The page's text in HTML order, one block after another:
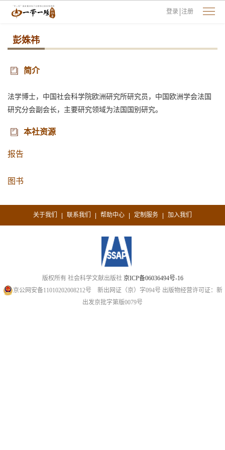
登录 注册
彭姝祎
简介
法学博士，中国社会科学院欧洲研究所研究员，中国欧洲学会法国
研究分会副会长，主要研究领域为法国国别研究。
本社资源
报告
图书
关于我们 | 联系我们 | 帮助中心 | 定制服务 | 加入我们
版权所有 社会科学文献出版社 京ICP备06036494号-16
京公网安备11010202008212号 新出网证（京）字094号 出版物经营许可证：新
出发京批字第版0079号